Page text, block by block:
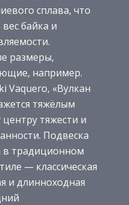
сплава, что
байка и
размеры,
например.
Vaquero, «Вулкан
тяжёлым
тяжести и
Подвеска
традиционном
— классическая
и длинноходная